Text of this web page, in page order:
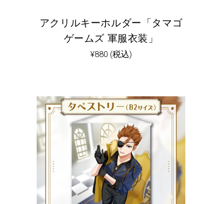
アクリルキーホルダー「タマゴ
ゲームズ 軍服衣装」
¥880 (税込)